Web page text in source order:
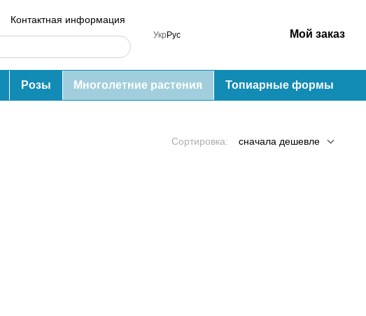
Контактная информация
Укр Рус Мой заказ
Розы Многолетние растения Топиарные формы
Сортировка: сначала дешевле